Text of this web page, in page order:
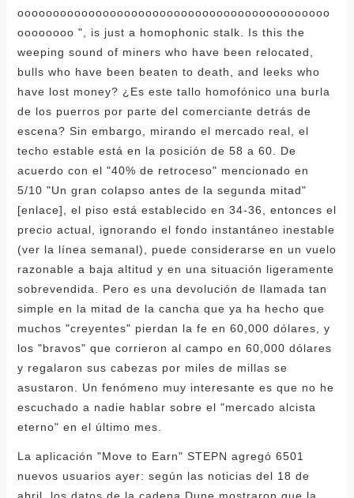
oooooooooooooooooooooooooooooooooooooooooooo
oooooooo ", is just a homophonic stalk. Is this the
weeping sound of miners who have been relocated,
bulls who have been beaten to death, and leeks who
have lost money? ¿Es este tallo homofónico una burla
de los puerros por parte del comerciante detrás de
escena? Sin embargo, mirando el mercado real, el
techo estable está en la posición de 58 a 60. De
acuerdo con el "40% de retroceso" mencionado en
5/10 "Un gran colapso antes de la segunda mitad"
[enlace], el piso está establecido en 34-36, entonces el
precio actual, ignorando el fondo instantáneo inestable
(ver la línea semanal), puede considerarse en un vuelo
razonable a baja altitud y en una situación ligeramente
sobrevendida. Pero es una devolución de llamada tan
simple en la mitad de la cancha que ya ha hecho que
muchos "creyentes" pierdan la fe en 60,000 dólares, y
los "bravos" que corrieron al campo en 60,000 dólares
y regalaron sus cabezas por miles de millas se
asustaron. Un fenómeno muy interesante es que no he
escuchado a nadie hablar sobre el "mercado alcista
eterno" en el último mes.
La aplicación "Move to Earn" STEPN agregó 6501
nuevos usuarios ayer: según las noticias del 18 de